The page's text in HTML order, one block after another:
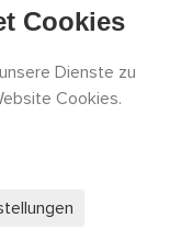
sein
Cookies
Dienste zu
Cookies.